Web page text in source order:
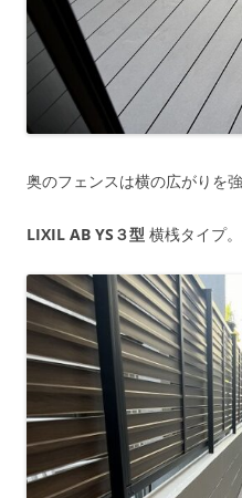
奥のフェンスは横の広がりを
LIXIL AB YS３型 横桟タイプ